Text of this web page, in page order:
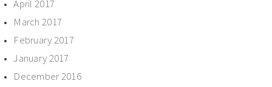
April 2017
March 2017
February 2017
January 2017
December 2016